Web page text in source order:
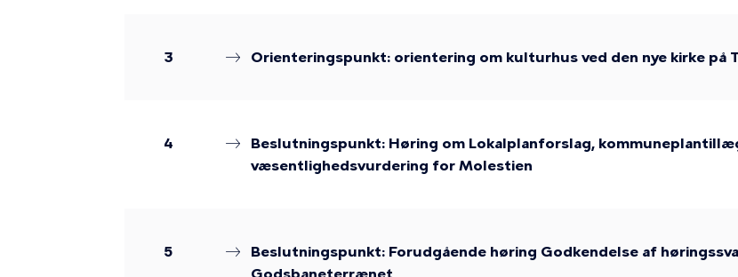
3 Orienteringspunkt: orientering om kulturhus ved den nye kirke på
4
Beslutningspunkt: Høring om Lokalplanforslag,
væsentlighedsvurdering for Molestien
5
Beslutningspunkt: Forudgående høring Godkendelse af